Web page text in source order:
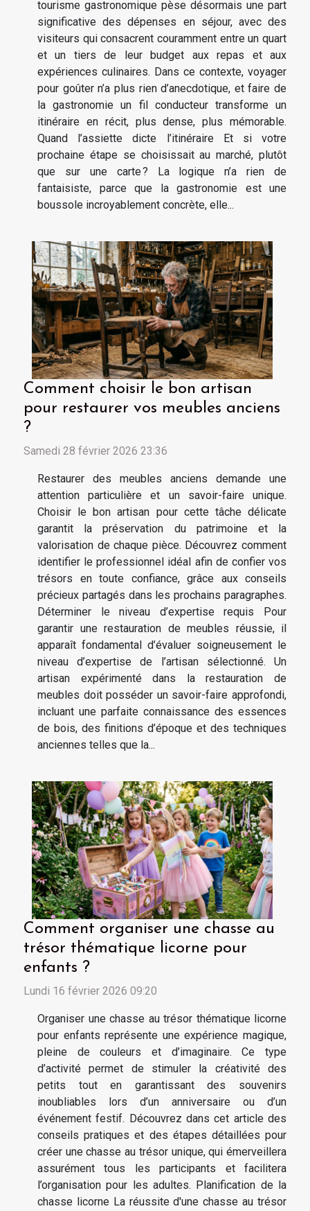
tourisme gastronomique pèse désormais une part
significative des dépenses en séjour, avec des
visiteurs qui consacrent couramment entre un quart
et un tiers de leur budget aux repas et aux
expériences culinaires. Dans ce contexte, voyager
pour goûter n’a plus rien d’anecdotique, et faire de
la gastronomie un fil conducteur transforme un
itinéraire en récit, plus dense, plus mémorable.
Quand l’assiette dicte l’itinéraire Et si votre
prochaine étape se choisissait au marché, plutôt
que sur une carte ? La logique n’a rien de
fantaisiste, parce que la gastronomie est une
boussole incroyablement concrète, elle...
Comment choisir le bon artisan
pour restaurer vos meubles anciens
?
Samedi 28 février 2026 23:36
Restaurer des meubles anciens demande une
attention particulière et un savoir-faire unique.
Choisir le bon artisan pour cette tâche délicate
garantit la préservation du patrimoine et la
valorisation de chaque pièce. Découvrez comment
identifier le professionnel idéal afin de confier vos
trésors en toute confiance, grâce aux conseils
précieux partagés dans les prochains paragraphes.
Déterminer le niveau d’expertise requis Pour
garantir une restauration de meubles réussie, il
apparaît fondamental d’évaluer soigneusement le
niveau d’expertise de l’artisan sélectionné. Un
artisan expérimenté dans la restauration de
meubles doit posséder un savoir-faire approfondi,
incluant une parfaite connaissance des essences
de bois, des finitions d’époque et des techniques
anciennes telles que la...
Comment organiser une chasse au
trésor thématique licorne pour
enfants ?
Lundi 16 février 2026 09:20
Organiser une chasse au trésor thématique licorne
pour enfants représente une expérience magique,
pleine de couleurs et d’imaginaire. Ce type
d’activité permet de stimuler la créativité des
petits tout en garantissant des souvenirs
inoubliables lors d’un anniversaire ou d’un
événement festif. Découvrez dans cet article des
conseils pratiques et des étapes détaillées pour
créer une chasse au trésor unique, qui émerveillera
assurément tous les participants et facilitera
l’organisation pour les adultes. Planification de la
chasse licorne La réussite d'une chasse au trésor